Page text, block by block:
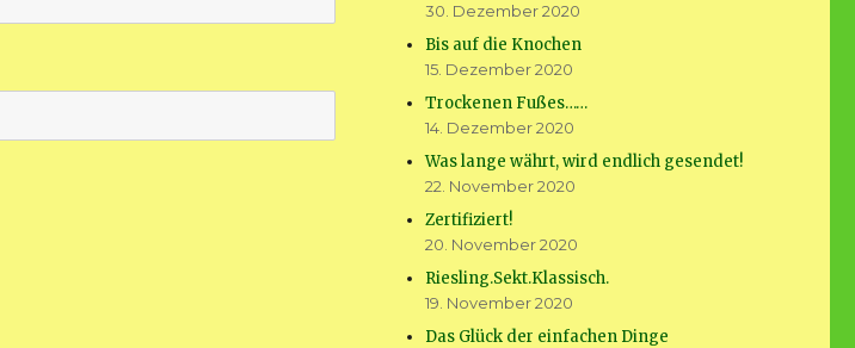
30. Dezember 2020
Bis auf die Knochen
15. Dezember 2020
Trockenen Fußes……
14. Dezember 2020
Was lange währt, wird endlich gesendet!
22. November 2020
Zertifiziert!
20. November 2020
Riesling.Sekt.Klassisch.
19. November 2020
Das Glück der einfachen Dinge